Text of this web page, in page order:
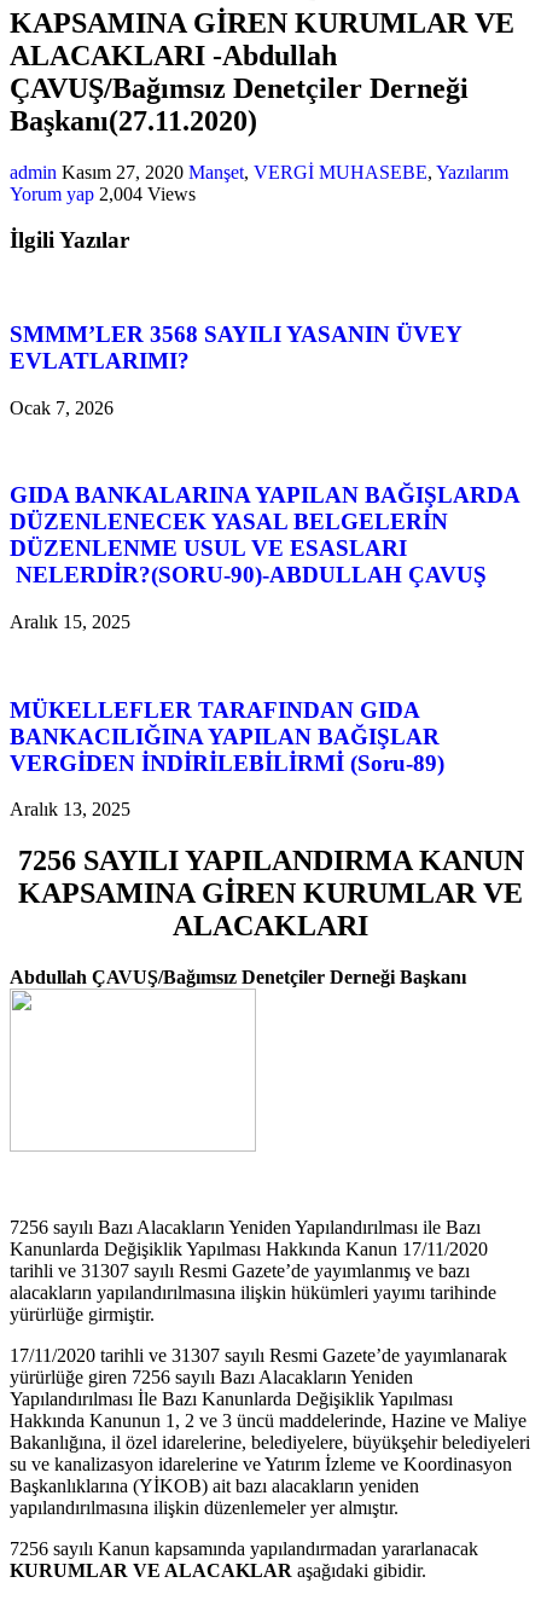
KAPSAMINA GİREN KURUMLAR VE
ALACAKLARI -Abdullah
ÇAVUŞ/Bağımsız Denetçiler Derneği
Başkanı(27.11.2020)
admin Kasım 27, 2020 Manşet, VERGİ MUHASEBE, Yazılarım
Yorum yap 2,004 Views
İlgili Yazılar
SMMM’LER 3568 SAYILI YASANIN ÜVEY
EVLATLARIMI?
Ocak 7, 2026
GIDA BANKALARINA YAPILAN BAĞIŞLARDA
DÜZENLENECEK YASAL BELGELERİN
DÜZENLENME USUL VE ESASLARI
NELERDİR?(SORU-90)-ABDULLAH ÇAVUŞ
Aralık 15, 2025
MÜKELLEFLER TARAFINDAN GIDA
BANKACILIĞINA YAPILAN BAĞIŞLAR
VERGİDEN İNDİRİLEBİLİRMİ (Soru-89)
Aralık 13, 2025
7256 SAYILI YAPILANDIRMA KANUN
KAPSAMINA GİREN KURUMLAR VE
ALACAKLARI
Abdullah ÇAVUŞ/Bağımsız Denetçiler Derneği Başkanı
7256 sayılı Bazı Alacakların Yeniden Yapılandırılması ile Bazı
Kanunlarda Değişiklik Yapılması Hakkında Kanun 17/11/2020
tarihli ve 31307 sayılı Resmi Gazete’de yayımlanmış ve bazı
alacakların yapılandırılmasına ilişkin hükümleri yayımı tarihinde
yürürlüğe girmiştir.
17/11/2020 tarihli ve 31307 sayılı Resmi Gazete’de yayımlanarak
yürürlüğe giren 7256 sayılı Bazı Alacakların Yeniden
Yapılandırılması İle Bazı Kanunlarda Değişiklik Yapılması
Hakkında Kanunun 1, 2 ve 3 üncü maddelerinde, Hazine ve Maliye
Bakanlığına, il özel idarelerine, belediyelere, büyükşehir belediyeleri
su ve kanalizasyon idarelerine ve Yatırım İzleme ve Koordinasyon
Başkanlıklarına (YİKOB) ait bazı alacakların yeniden
yapılandırılmasına ilişkin düzenlemeler yer almıştır.
7256 sayılı Kanun kapsamında yapılandırmadan yararlanacak
KURUMLAR VE ALACAKLAR aşağıdaki gibidir.